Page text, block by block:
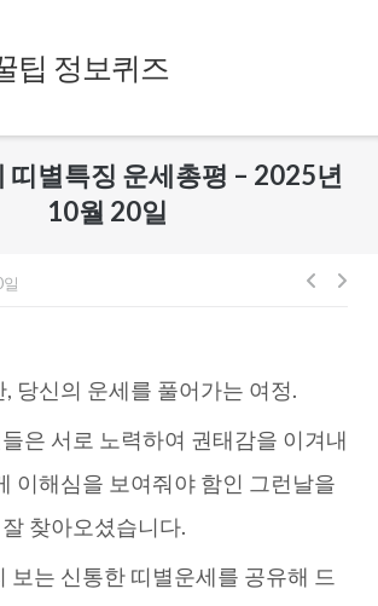
팁 정보퀴즈
띠별특징 운세총평 – 2025년
10월 20일
글
이
당신의 운세를 풀어가는 여정.
은 서로 노력하여 권태감을 이겨내
이해심을 보여줘야 함인 그런날을
찾아오셨습니다.
보는 신통한 띠별운세를 공유해 드